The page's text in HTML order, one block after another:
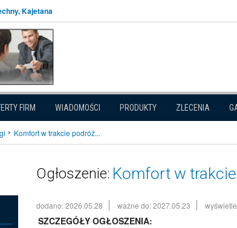
Kajetana
FIRM WIADOMOŚCI PRODUKTY ZLECENIA
Komfort w trakcie podróż...
Ogłoszenie: Komfort w
dodano: 2026.05.28 ważne do: 2027.05.23
SZCZEGÓŁY OGŁOSZENIA: